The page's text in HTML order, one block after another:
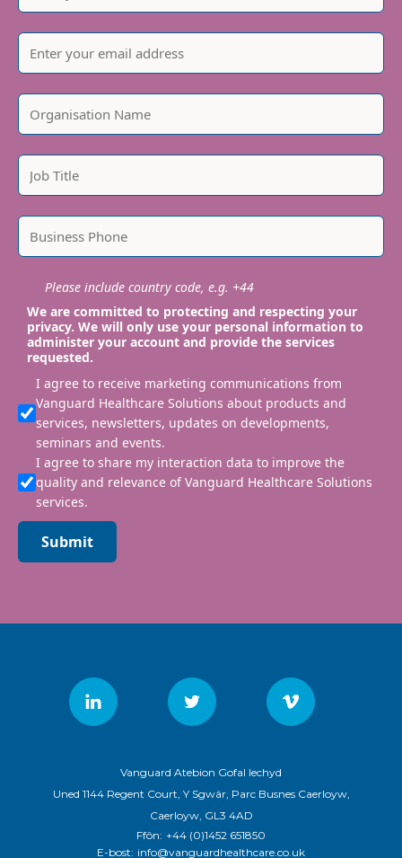
Please include country code, e.g. +44
We are committed to protecting and respecting your
privacy. We will only use your personal information to
administer your account and provide the services
requested.
I agree to receive marketing communications from
Vanguard Healthcare Solutions about products and
services, newsletters, updates on developments,
seminars and events.
I agree to share my interaction data to improve the
quality and relevance of Vanguard Healthcare Solutions
services.
Submit
Vanguard Atebion Gofal Iechyd
Uned 1144 Regent Court, Y Sgwâr, Parc Busnes Caerloyw,
Caerloyw, GL3 4AD
Ffôn: +44 (0)1452 651850
E-bost: info@vanguardhealthcare.co.uk